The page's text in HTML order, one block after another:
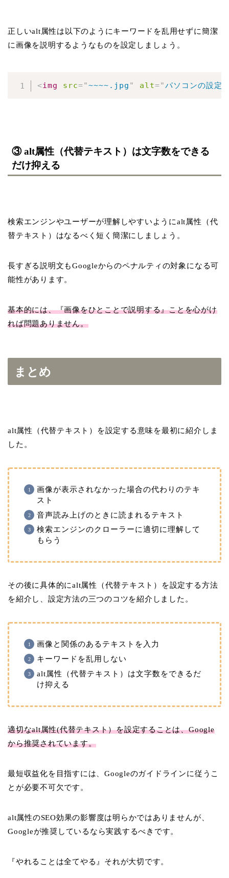
正しいalt属性は以下のようにキーワードを乱用せずに簡潔
に画像を説明するようなものを設定しましょう。
<img src="~~~~.jpg " alt="パソコンの設定
③ alt属性（代替テキスト）は文字数をできる
だけ抑える
検索エンジンやユーザーが理解しやすいようにalt属性（代
替テキスト）はなるべく短く簡潔にしましょう。
長すぎる説明文もGoogleからのペナルティの対象になる可
能性があります。
基本的には、『画像をひとことで説明する』ことを心がけ
れば問題ありません。
まとめ
alt属性（代替テキスト）を設定する意味を最初に紹介しま
した。
画像が表示されなかった場合の代わりのテキ
スト
音声読み上げのときに読まれるテキスト
検索エンジンのクローラーに適切に理解して
もらう
その後に具体的にalt属性（代替テキスト）を設定する方法
を紹介し、設定方法の三つのコツを紹介しました。
画像と関係のあるテキストを入力
キーワードを乱用しない
alt属性（代替テキスト）は文字数をできるだ
け抑える
適切なalt属性(代替テキスト）を設定することは、Google
から推奨されています。
最短収益化を目指すには、Googleのガイドラインに従うこ
とが必要不可欠です。
alt属性のSEO効果の影響度は明らかではありませんが、
Googleが推奨しているなら実践するべきです。
『やれることは全てやる』それが大切です。